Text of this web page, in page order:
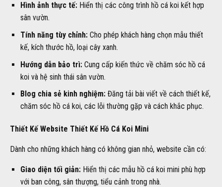
Hình ảnh thực tế:Hiển thị các công trình hồ cá koi kết hợp
sân vườn.
Tính năng tùy chỉnh:Cho phép khách hàng chọn mẫu thiết
kế, kích thước hồ, loại cây xanh.
Hướng dẫn bảo trì:Cung cấp kiến thức về chăm sóc hồ cá
koi và hệ sinh thái sân vườn.
Blog chia sẻ kinh nghiệm:Đăng tải bài viết về cách thiết kế,
chăm sóc hồ cá koi, các lỗi thường gặp và cách khắc phục.
Thiết Kế Website Thiết Kế Hồ Cá Koi Mini
Dành cho những khách hàng có không gian nhỏ, website cần có:
Giao diện tối giản:Hiển thị các mẫu hồ cá koi mini phù hợp
với ban công, sân thượng, tiểu cảnh trong nhà.